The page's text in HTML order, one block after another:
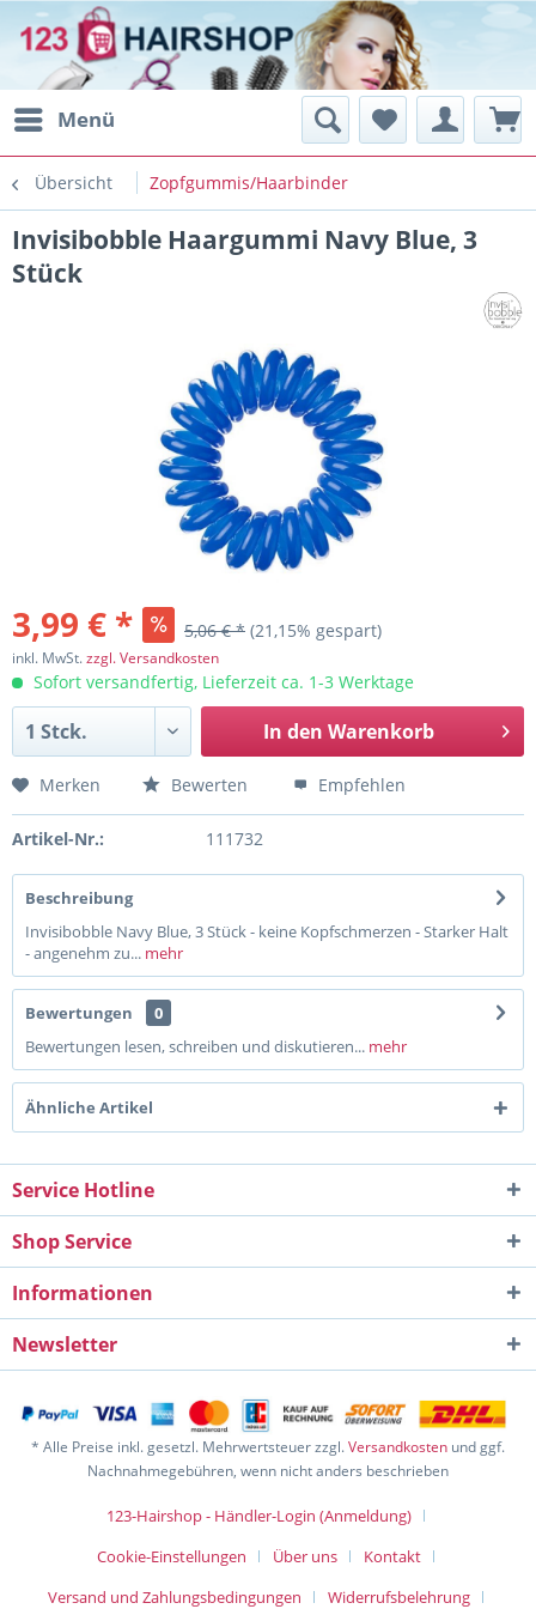
Menü
Übersicht Zopfgummis/Haarbinder
Invisibobble Haargummi Navy Blue, 3
Stück
3,99 € * 5,06 € * (21,15% gespart)
inkl. MwSt.zzgl. Versandkosten
Sofort versandfertig, Lieferzeit ca. 1-3 Werktage
In den Warenkorb
Merken Bewerten Empfehlen
Artikel-Nr.: 111732
Beschreibung
Invisibobble Navy Blue, 3 Stück - keine Kopfschmerzen - Starker Halt
- angenehm zu... mehr
Bewertungen
0
Bewertungen lesen, schreiben und diskutieren... mehr
Ähnliche Artikel
Service Hotline
Shop Service
Informationen
Newsletter
* Alle Preise inkl. gesetzl. Mehrwertsteuer zzgl.Versandkosten und ggf.
Nachnahmegebühren, wenn nicht anders beschrieben
123-Hairshop - Händler-Login (Anmeldung)
Cookie-Einstellungen
Über uns
Kontakt
Versand und Zahlungsbedingungen
Widerrufsbelehrung